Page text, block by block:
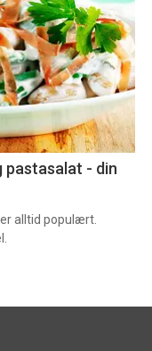
pastasalat - din
alltid populært.